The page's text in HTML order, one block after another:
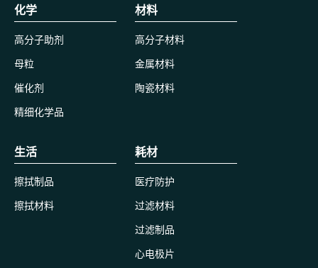
化学
高分子助剂
母粒
催化剂
精细化学品
材料
高分子材料
金属材料
陶瓷材料
生活
擦拭制品
擦拭材料
耗材
医疗防护
过滤材料
过滤制品
心电极片